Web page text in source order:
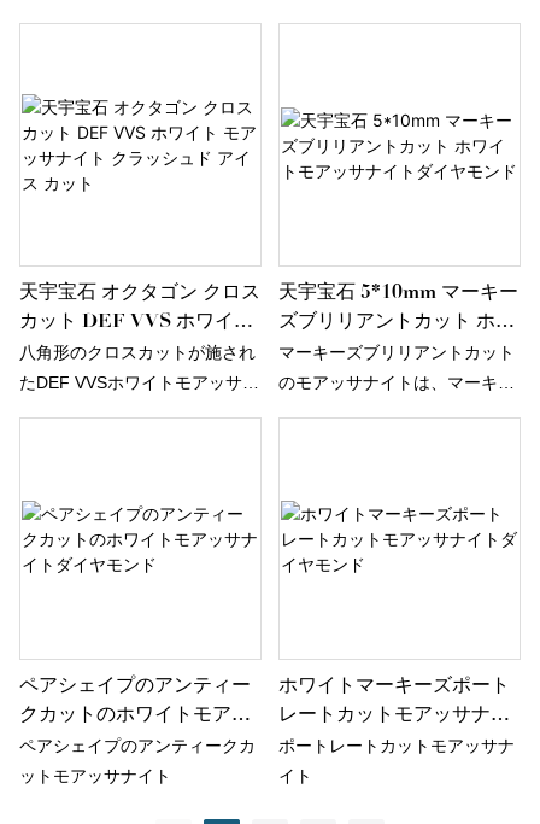
イト ジュビリーカット 6.5mm
を効率的かつ省力化していま
す。これは、ルースジェムスト
ーンの分野で非常に有用である
形 カット：フレンチカット
天宇宝石 オクタゴン クロス
カット DEF VVS ホワイト
モアッサナイト クラッシュ
ド アイス カット
八角形のクロスカットが施され
たDEF VVSホワイトモアッサナ
り、お客様のさまざまなニーズ
に対応できます。
天宇宝石 5*10mm マーキー
ズブリリアントカット ホワ
イトモアッサナイトダイヤ
モンド
マーキーズブリリアントカット
のモアッサナイトは、マーキー
われる宝石です。この絶妙な組
み合わせにより、洗練された雰
囲気を醸し出し、比類なき輝き
な選択肢と言えるでしょう。
ペアシェイプのアンティー
クカットのホワイトモアッ
サナイトダイヤモンド
ペアシェイプのアンティークカ
ットモアッサナイト
ホワイトマーキーズポート
レートカットモアッサナイ
トダイヤモンド
ポートレートカットモアッサナ
イト